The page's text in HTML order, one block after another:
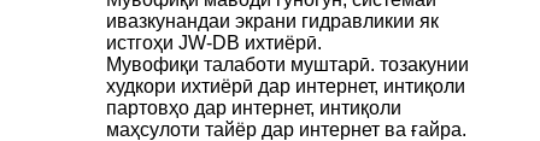
ивазкунандаи экрани гидравликии як
истгоҳи JW-DB ихтиёрӣ.
Мувофиқи талаботи муштарӣ. тозакунии
худкори ихтиёрӣ дар интернет, интиқоли
партовҳо дар интернет, интиқоли
маҳсулоти тайёр дар интернет ва ғайра.